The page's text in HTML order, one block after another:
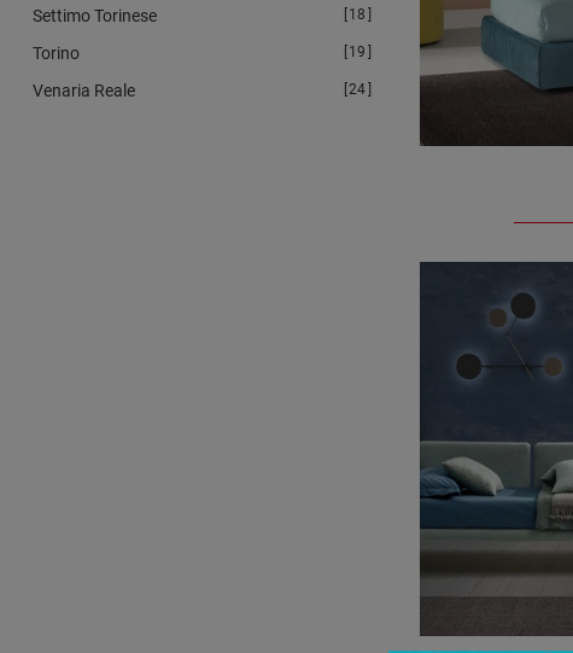
Settimo Torinese 18
Torino 19
Venaria Reale 24